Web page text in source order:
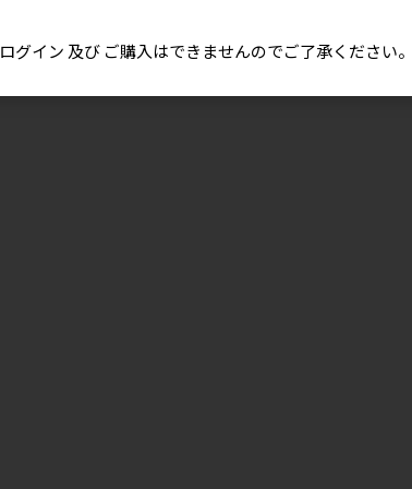
グイン 及び ご購入はできませんのでご了承ください